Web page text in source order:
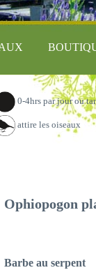
0-4hrs par jour ou
attire les oiseaux
Ophiopogon
Barbe au serpent